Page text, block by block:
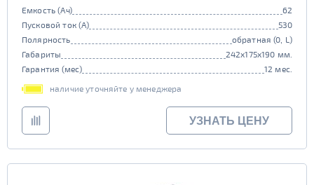
Емкость (Ач)
62
Пусковой ток (А)
530
Полярность
обратная (0, L)
Габариты
242x175x190 мм.
Гарантия (мес)
12 мес.
наличие уточняйте у менеджера
УЗНАТЬ ЦЕНУ